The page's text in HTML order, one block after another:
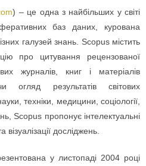
) – це одна з найбільших у світі
баз даних, курована
галузей знань. Scopus містить
про цитування рецензованої
журналів, книг і матеріалів
огляд результатів світових
техніки, медицини, соціології,
Scopus пропонує інтелектуальні
досліджень.
у листопаді 2004 році